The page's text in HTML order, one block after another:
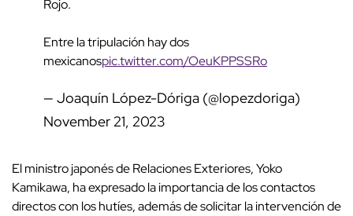
Rojo.
Entre la tripulación hay dos
mexicanospic.twitter.com/OeuKPPSSRo
— Joaquín López-Dóriga (@lopezdoriga)
November 21, 2023
El ministro japonés de Relaciones Exteriores, Yoko
Kamikawa, ha expresado la importancia de los contactos
directos con los hutíes, además de solicitar la intervención de